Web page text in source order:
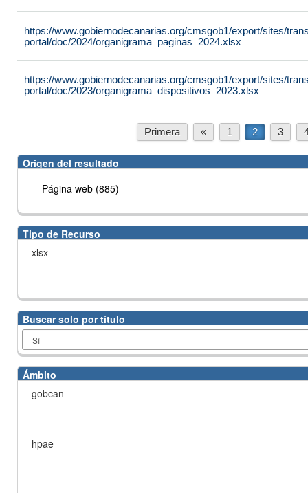
https://www.gobiernodecanarias.org/cmsgob1/export/sites/
portal/doc/2024/organigrama_paginas_2024.xlsx
https://www.gobiernodecanarias.org/cmsgob1/export/sites/
portal/doc/2023/organigrama_dispositivos_2023.xlsx
Primera « 1 2 3
Origen del resultado
Página web (885)
Tipo de Recurso
xlsx
Buscar solo por título
Ámbito
gobcan
hpae